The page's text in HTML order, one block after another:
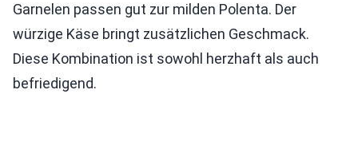
Garnelen passen gut zur milden Polenta. Der
würzige Käse bringt zusätzlichen Geschmack.
Diese Kombination ist sowohl herzhaft als auch
befriedigend.